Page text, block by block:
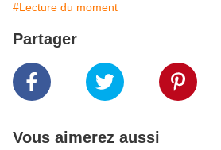
#Lecture du moment
Partager
Vous aimerez aussi